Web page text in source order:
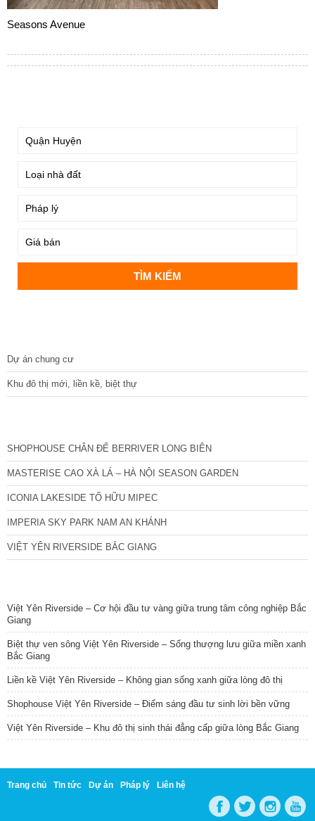
Seasons Avenue
Dự án chung cư
Khu đô thị mới, liền kề, biệt thự
SHOPHOUSE CHÂN ĐẾ BERRIVER LONG BIÊN
MASTERISE CAO XÀ LÁ – HÀ NỘI SEASON GARDEN
ICONIA LAKESIDE TỐ HỮU MIPEC
IMPERIA SKY PARK NAM AN KHÁNH
VIỆT YÊN RIVERSIDE BẮC GIANG
Việt Yên Riverside – Cơ hội đầu tư vàng giữa trung tâm công nghiệp Bắc
Giang
Biệt thự ven sông Việt Yên Riverside – Sống thượng lưu giữa miền xanh
Bắc Giang
Liền kề Việt Yên Riverside – Không gian sống xanh giữa lòng đô thị
Shophouse Việt Yên Riverside – Điểm sáng đầu tư sinh lời bền vững
Việt Yên Riverside – Khu đô thị sinh thái đẳng cấp giữa lòng Bắc Giang
Trang chủ Tin tức Dự án Pháp lý Liên hệ